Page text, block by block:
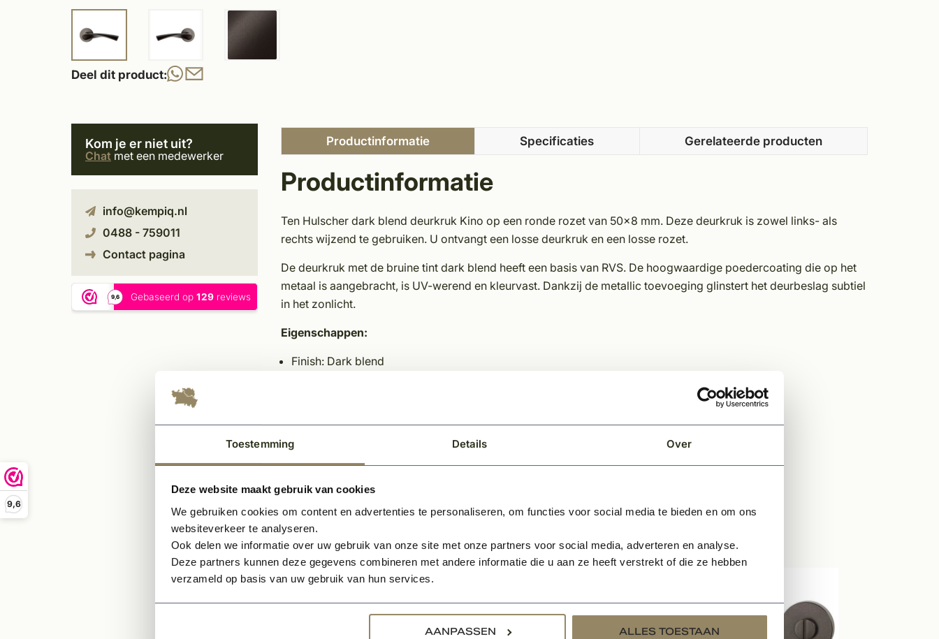
Toestemming Details Over
Deze website maakt gebruik van cookies
We gebruiken cookies om content en advertenties te personaliseren, om functies voor social media te bieden en om ons
websiteverkeer te analyseren.
Ook delen we informatie over uw gebruik van onze site met onze partners voor social media, adverteren en analyse.
Deze partners kunnen deze gegevens combineren met andere informatie die u aan ze heeft verstrekt of die ze hebben
verzameld op basis van uw gebruik van hun services.
AANPASSEN ALLES TOESTAAN
9,6
Deel dit product:
Productinformatie Specificaties Gerelateerde producten
Kom je er niet uit?
Chat met een medewerker
info@kempiq.nl
0488 - 759011
Contact pagina
Productinformatie
Ten Hulscher dark blend deurkruk Kino op een ronde rozet van 50x8 mm. Deze deurkruk is zowel links- als
rechts wijzend te gebruiken. U ontvangt een losse deurkruk en een losse rozet.
De deurkruk met de bruine tint dark blend heeft een basis van RVS. De hoogwaardige poedercoating die op het
metaal is aangebracht, is UV-werend en kleurvast. Dankzij de metallic toevoeging glinstert het deurbeslag subtiel
in het zonlicht.
Eigenschappen:
Finish: Dark blend
Diepte: 65 mm
Gerelateerde producten